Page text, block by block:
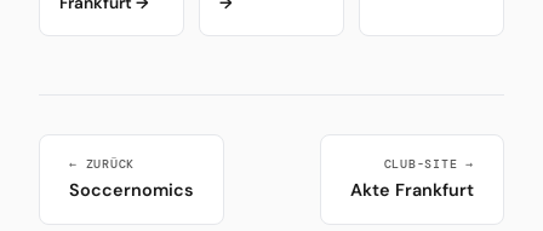
← ZURÜCK
Soccernomics
CLUB-SITE →
Akte Frankfurt